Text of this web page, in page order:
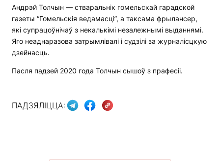
Андрэй Толчын — стваральнік гомельскай гарадской
газеты “Гомельскія ведамасці”, а таксама фрылансер,
які супрацоўнічаў з некалькімі незалежнымі выданнямі.
Яго неаднаразова затрымлівалі і судзілі за журналісцкую
дзейнасць.
Пасля падзей 2020 года Толчын сышоў з прафесіі.
ПАДЗЯЛІЦЦА: